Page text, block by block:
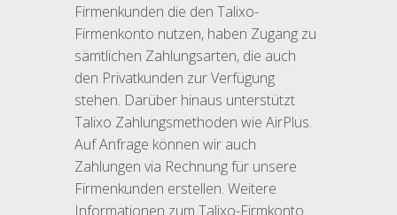
Firmenkunden die den Talixo-
Firmenkonto nutzen, haben Zugang zu
sämtlichen Zahlungsarten, die auch
den Privatkunden zur Verfügung
stehen. Darüber hinaus unterstützt
Talixo Zahlungsmethoden wie AirPlus.
Auf Anfrage können wir auch
Zahlungen via Rechnung für unsere
Firmenkunden erstellen. Weitere
Informationen zum Talixo-Firmkonto